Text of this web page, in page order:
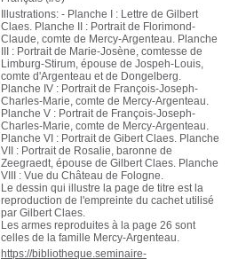
Illustrations: - Planche I : Lettre de Gilbert
Claes. Planche II : Portrait de Florimond-
Claude, comte de Mercy-Argenteau. Planche
III : Portrait de Marie-Josène, comtesse de
Limburg-Stirum, épouse de Jospeh-Louis,
comte d'Argenteau et de Dongelberg.
Planche IV : Portrait de François-Joseph-
Charles-Marie, comte de Mercy-Argenteau.
Planche V : Portrait de François-Joseph-
Charles-Marie, comte de Mercy-Argenteau.
Planche VI : Portrait de Gibert Claes. Planche
VII : Portrait de Rosalie, baronne de
Zeegraedt, épouse de Gilbert Claes. Planche
VIII : Vue du Château de Fologne.
Le dessin qui illustre la page de titre est la
reproduction de l'empreinte du cachet utilisé
par Gilbert Claes.
Les armes reproduites à la page 26 sont
celles de la famille Mercy-Argenteau.
https://bibliotheque.seminaire-